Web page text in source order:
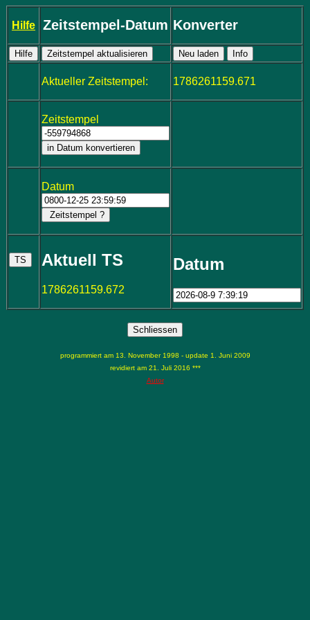
Hilfe Zeitstempel-Datum Konverter
Aktueller Zeitstempel: 1786261159.671
Zeitstempel
in Datum konvertieren
Datum
Zeitstempel ?
Aktuell TS
1786261159.672
Datum
programmiert am 13. November 1998 - update 1. Juni 2009
revidiert am 21. Juli 2016 ***
Autor